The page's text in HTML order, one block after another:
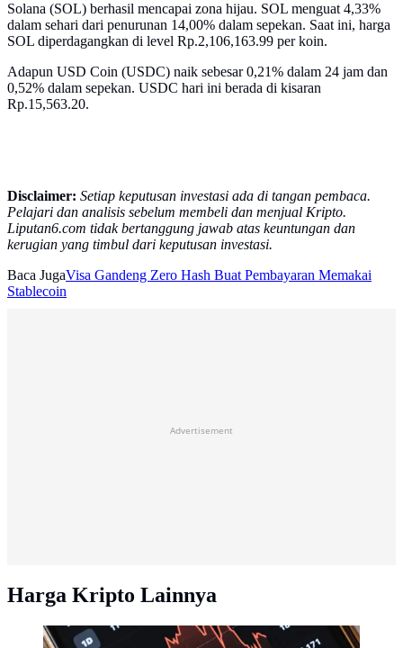
Solana (SOL) berhasil mencapai zona hijau. SOL menguat 4,33%
dalam sehari dari penurunan 14,00% dalam sepekan. Saat ini, harga
SOL diperdagangkan di level Rp.2,106,163.99 per koin.
Adapun USD Coin (USDC) naik sebesar 0,21% dalam 24 jam dan
0,52% dalam sepekan. USDC hari ini berada di kisaran
Rp.15,563.20.
Disclaimer: Setiap keputusan investasi ada di tangan pembaca.
Pelajari dan analisis sebelum membeli dan menjual Kripto.
Liputan6.com tidak bertanggung jawab atas keuntungan dan
kerugian yang timbul dari keputusan investasi.
Baca JugaVisa Gandeng Zero Hash Buat Pembayaran Memakai
Stablecoin
Advertisement
Harga Kripto Lainnya